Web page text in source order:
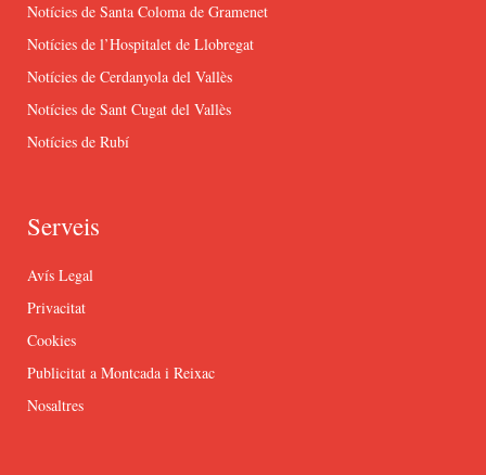
Notícies de Santa Coloma de Gramenet
Notícies de l’Hospitalet de Llobregat
Notícies de Cerdanyola del Vallès
Notícies de Sant Cugat del Vallès
Notícies de Rubí
Serveis
Avís Legal
Privacitat
Cookies
Publicitat a Montcada i Reixac
Nosaltres